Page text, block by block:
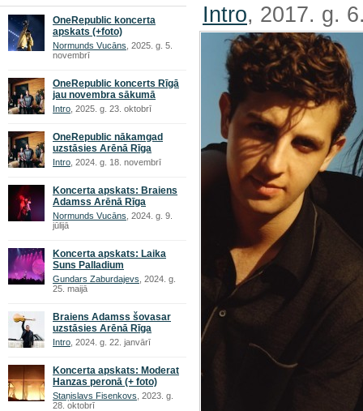
OneRepublic koncerta
apskats (+foto)
Normunds Vucāns , 2025. g. 5.
novembrī
OneRepublic koncerts Rīgā
jau novembra sākumā
Intro , 2025. g. 23. oktobrī
OneRepublic nākamgad
uzstāsies Arēnā Rīga
Intro , 2024. g. 18. novembrī
Koncerta apskats: Braiens
Adamss Arēnā Rīga
Normunds Vucāns , 2024. g. 9.
jūlijā
Koncerta apskats: Laika
Suns Palladium
Gundars Zaburdajevs , 2024. g.
25. maijā
Braiens Adamss šovasar
uzstāsies Arēnā Rīga
Intro , 2024. g. 22. janvārī
Koncerta apskats: Moderat
Hanzas peronā (+ foto)
Staņislavs Fisenkovs , 2023. g.
28. oktobrī
Intro, 2017. g.